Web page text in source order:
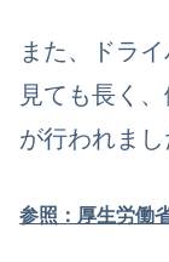
また、ドラ
見ても長く
が行われまし
参照：厚生労働